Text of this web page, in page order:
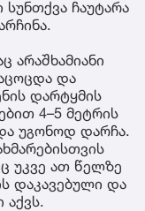
ჩაუტარა
არაშხამიანი
და
დარტყმის
4–5 მეტრის
უგონოდ დარჩა.
უკვე ათ წელზე
დაკავებული და
აქვს.